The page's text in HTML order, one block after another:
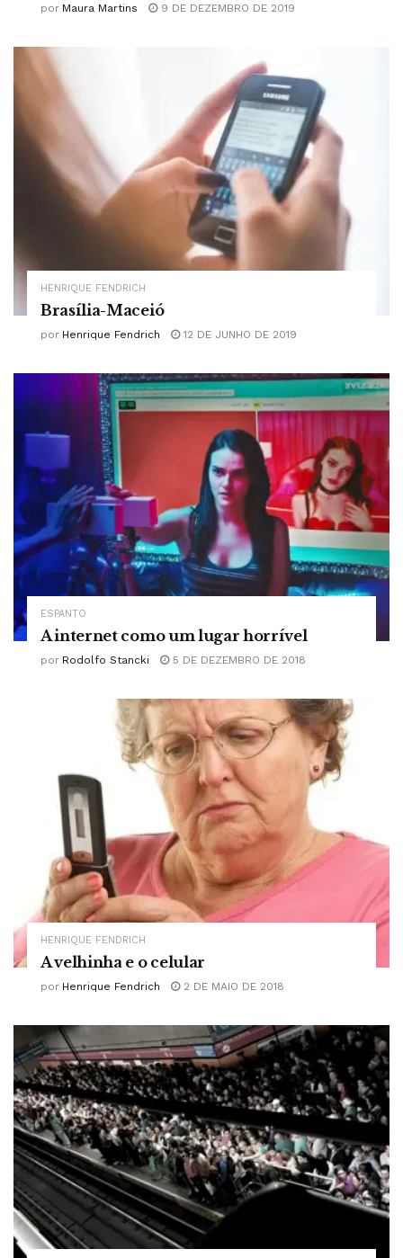
por Maura Martins 9 DE DEZEMBRO DE 2019
HENRIQUE FENDRICH
Brasília-Maceió
por Henrique Fendrich 12 DE JUNHO DE 2019
ESPANTO
A internet como um lugar horrível
por Rodolfo Stancki 5 DE DEZEMBRO DE 2018
HENRIQUE FENDRICH
A velhinha e o celular
por Henrique Fendrich 2 DE MAIO DE 2018